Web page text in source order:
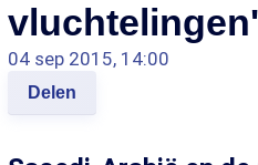
vluchtelingen'
04 sep 2015, 14:00
Delen